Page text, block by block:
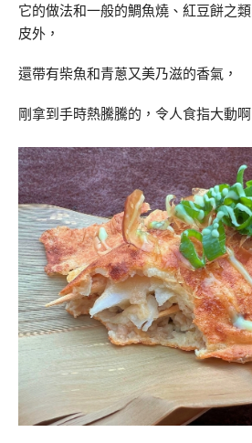
它的做法和一般的鯛魚燒、紅豆餅之
皮外，
還帶有柴魚和青蔥又美乃滋的香氣，
剛拿到手時熱騰騰的，令人食指大動啊